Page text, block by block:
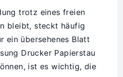
trotz eines freien
bleibt, steckt häufig
ein übersehenes Blatt
Drucker Papierstau
ist es wichtig, die